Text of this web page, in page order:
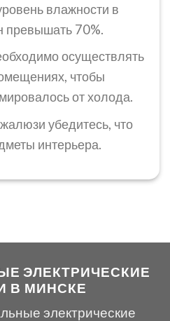
влажности в
превышать 70%.
осуществлять
чтобы
от холода.
убедитесь, что
интерьера.
ЭЛЕКТРИЧЕСКИЕ
В МИНСКЕ
электрические